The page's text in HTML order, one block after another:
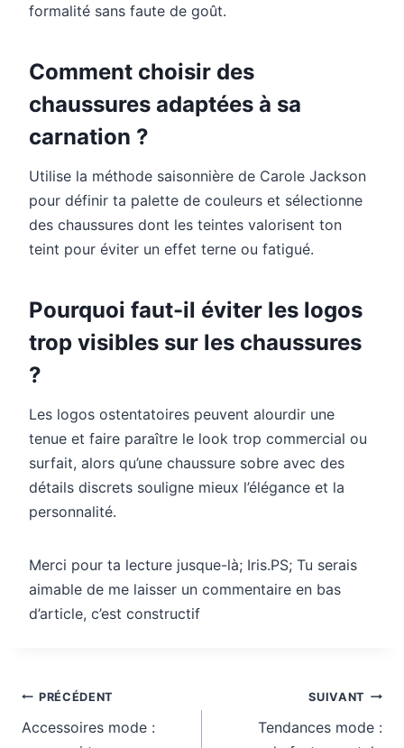
formalité sans faute de goût.
Comment choisir des
chaussures adaptées à sa
carnation ?
Utilise la méthode saisonnière de Carole Jackson
pour définir ta palette de couleurs et sélectionne
des chaussures dont les teintes valorisent ton
teint pour éviter un effet terne ou fatigué.
Pourquoi faut-il éviter les logos
trop visibles sur les chaussures
?
Les logos ostentatoires peuvent alourdir une
tenue et faire paraître le look trop commercial ou
surfait, alors qu’une chaussure sobre avec des
détails discrets souligne mieux l’élégance et la
personnalité.
Merci pour ta lecture jusque-là; Iris.PS; Tu serais
aimable de me laisser un commentaire en bas
d’article, c’est constructif
Navigation
de
l’article
PRÉCÉDENT
Accessoires mode :
SUIVANT
Tendances mode :